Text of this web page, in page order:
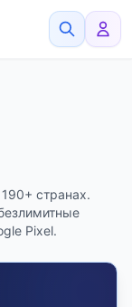
странах.
Pixel.